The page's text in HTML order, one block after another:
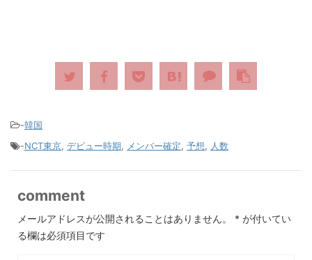
-韓国
-NCT東京, デビュー時期, メンバー確定, 予想, 人数
comment
メールアドレスが公開されることはありません。 * が付いてい
る欄は必須項目です